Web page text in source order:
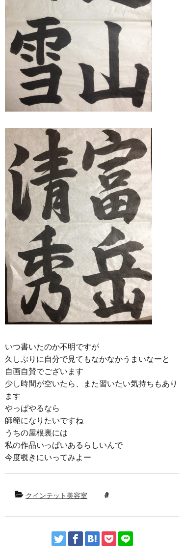
いつ書いたのか不明ですが
久しぶりに自分で見てもなかなかうまいなーと
自画自賛でございます
少し時間が空いたら、また習いたい気持ちもあり
ます
やっぱやるなら
師範になりたいですね
うちの屋根裏には
私の作品いっぱいあるらしいんで
今度覗きにいってみよー
クインテット美容室